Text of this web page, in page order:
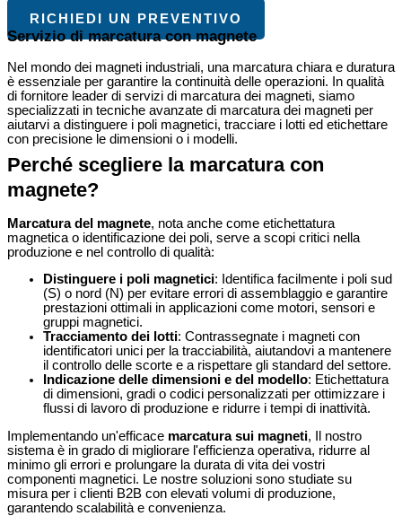
RICHIEDI UN PREVENTIVO
Servizio di marcatura con magnete
Nel mondo dei magneti industriali, una marcatura chiara e duratura
è essenziale per garantire la continuità delle operazioni. In qualità
di fornitore leader di servizi di marcatura dei magneti, siamo
specializzati in tecniche avanzate di marcatura dei magneti per
aiutarvi a distinguere i poli magnetici, tracciare i lotti ed etichettare
con precisione le dimensioni o i modelli.
Perché scegliere la marcatura con
magnete?
Marcatura del magnete, nota anche come etichettatura
magnetica o identificazione dei poli, serve a scopi critici nella
produzione e nel controllo di qualità:
Distinguere i poli magnetici: Identifica facilmente i poli sud
(S) o nord (N) per evitare errori di assemblaggio e garantire
prestazioni ottimali in applicazioni come motori, sensori e
gruppi magnetici.
Tracciamento dei lotti: Contrassegnate i magneti con
identificatori unici per la tracciabilità, aiutandovi a mantenere
il controllo delle scorte e a rispettare gli standard del settore.
Indicazione delle dimensioni e del modello: Etichettatura
di dimensioni, gradi o codici personalizzati per ottimizzare i
flussi di lavoro di produzione e ridurre i tempi di inattività.
Implementando un'efficace marcatura sui magneti, Il nostro
sistema è in grado di migliorare l'efficienza operativa, ridurre al
minimo gli errori e prolungare la durata di vita dei vostri
componenti magnetici. Le nostre soluzioni sono studiate su
misura per i clienti B2B con elevati volumi di produzione,
garantendo scalabilità e convenienza.